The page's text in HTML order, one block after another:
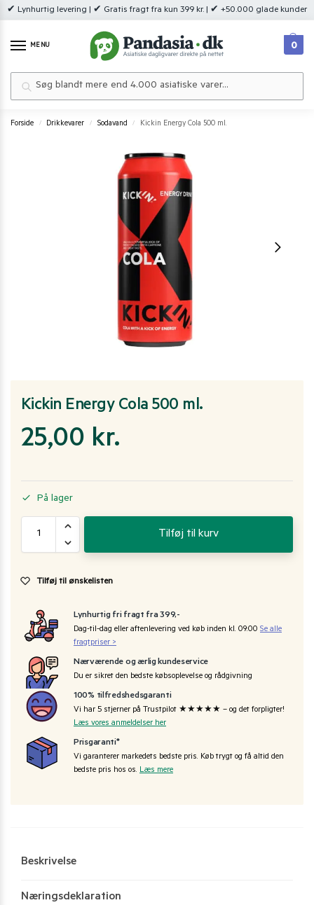
✔ Lynhurtig levering | ✔ Gratis fragt fra kun 399 kr. | ✔ +50.000 glade kunder
MENU 0
Forside / Drikkevarer / Sodavand / Kickin Energy Cola 500 ml.
Kickin Energy Cola 500 ml.
25,00 kr.
På lager
Tilføj til kurv
Tilføj til ønskelisten
Lynhurtig fri fragt fra 399,-
Dag-til-dag eller aftenlevering ved køb inden kl. 09:00 Se alle
fragtpriser >
Nærværende og ærlig kundeservice
Du er sikret den bedste købsoplevelse og rådgivning
100% tilfredshedsgaranti
Vi har 5 stjerner på Trustpilot ★★★★★ – og det forpligter!
Læs vores anmeldelser her
Prisgaranti*
Vi garanterer markedets bedste pris. Køb trygt og få altid den
bedste pris hos os. Læs mere
Beskrivelse
Næringsdeklaration